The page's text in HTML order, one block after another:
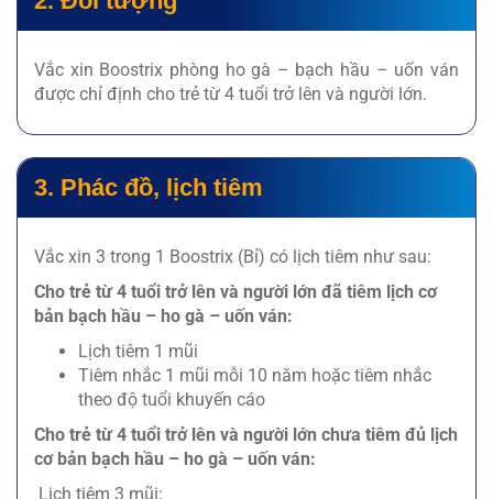
Vắc xin Boostrix phòng ho gà – bạch hầu – uốn ván
được chỉ định cho trẻ từ 4 tuổi trở lên và người lớn.
3. Phác đồ, lịch tiêm
Vắc xin 3 trong 1 Boostrix (Bỉ) có lịch tiêm như sau:
Cho trẻ từ 4 tuổi trở lên và người lớn đã tiêm lịch cơ
bản bạch hầu – ho gà – uốn ván:
Lịch tiêm 1 mũi
Tiêm nhắc 1 mũi mỗi 10 năm hoặc tiêm nhắc
theo độ tuổi khuyến cáo
Cho trẻ từ 4 tuổi trở lên và người lớn chưa tiêm đủ lịch
cơ bản bạch hầu – ho gà – uốn ván:
Lịch tiêm 3 mũi: